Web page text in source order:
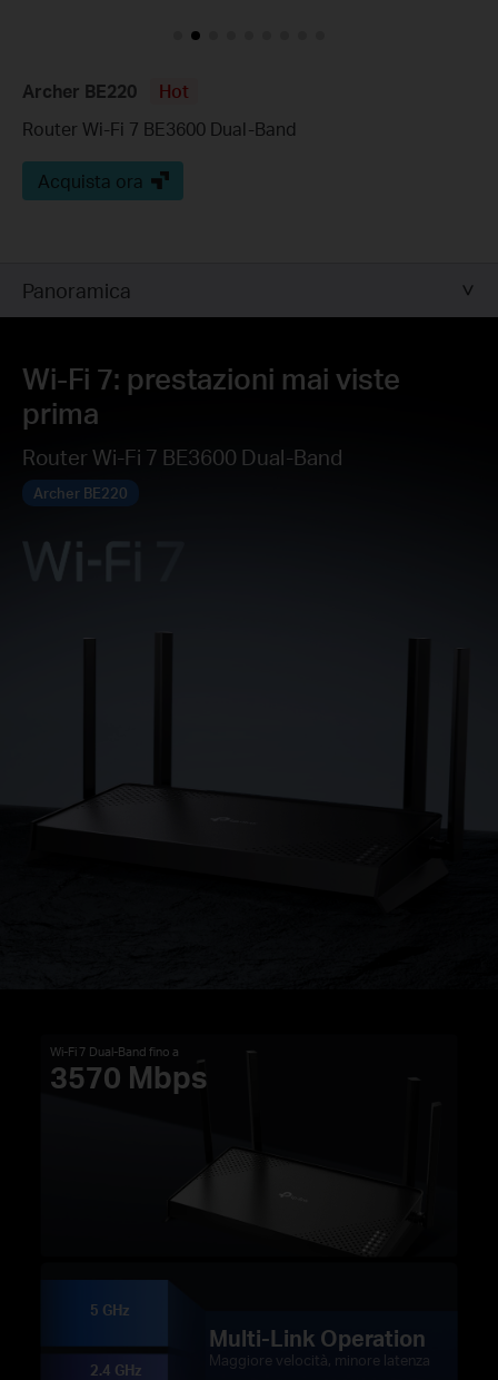
Archer BE220
Hot
Router Wi-Fi 7 BE3600 Dual-Band
Acquista ora
Panoramica
Wi-Fi 7: prestazioni mai viste
prima
Router Wi-Fi 7 BE3600 Dual-Band
Archer BE220
Wi-Fi 7 Dual-Band fino a
3570 Mbps
5 GHz
2.4 GHz
Multi-Link Operation
Maggiore velocità, minore latenza